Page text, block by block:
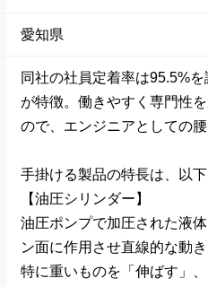
愛知県
同社の社員定着率は95.5%
が特徴。働きやすく専門性
ので、エンジニアとしての
手掛ける製品の特長は、以
【油圧シリンダー】
油圧ポンプで加圧された液
ン面に作用させ直線的な動
特に重いものを「伸ばす」